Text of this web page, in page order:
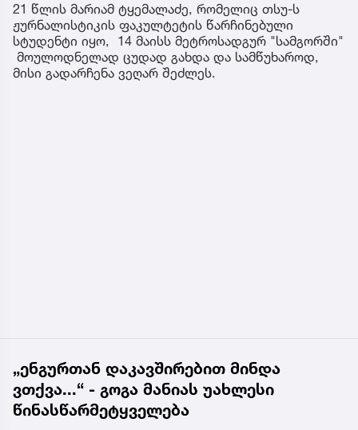
21 წლის მარიამ ტყემალაძე, რომელიც თსუ-ს
ჟურნალისტიკის ფაკულტეტის წარჩინებული
სტუდენტი იყო, 14 მაისს მეტროსადგურ "სამგორში"
მოულოდნელად ცუდად გახდა და სამწუხაროდ,
მისი გადარჩენა ვეღარ შეძლეს.
„ენგურთან დაკავშირებით მინდა
ვთქვა...“ - გოგა მანიას უახლესი
წინასწარმეტყველება